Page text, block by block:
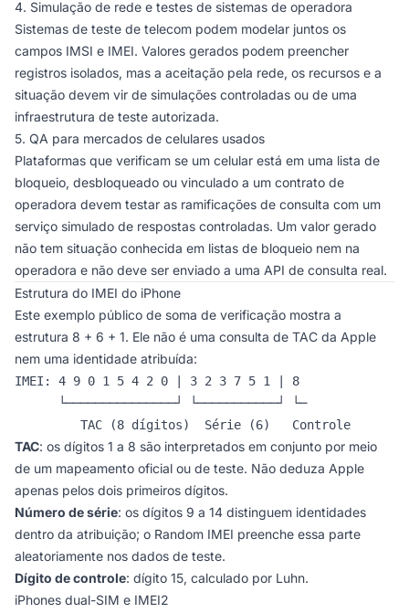
4. Simulação de rede e testes de sistemas de operadora
Sistemas de teste de telecom podem modelar juntos os
campos IMSI e IMEI. Valores gerados podem preencher
registros isolados, mas a aceitação pela rede, os recursos e a
situação devem vir de simulações controladas ou de uma
infraestrutura de teste autorizada.
5. QA para mercados de celulares usados
Plataformas que verificam se um celular está em uma lista de
bloqueio, desbloqueado ou vinculado a um contrato de
operadora devem testar as ramificações de consulta com um
serviço simulado de respostas controladas. Um valor gerado
não tem situação conhecida em listas de bloqueio nem na
operadora e não deve ser enviado a uma API de consulta real.
Estrutura do IMEI do iPhone
Este exemplo público de soma de verificação mostra a
estrutura 8 + 6 + 1. Ele não é uma consulta de TAC da Apple
nem uma identidade atribuída:
IMEI: 4 9 0 1 5 4 2 0 | 3 2 3 7 5 1 | 8
      └───────────────┘ └───────────┘ └─
         TAC (8 dígitos)  Série (6)   Controle
TAC: os dígitos 1 a 8 são interpretados em conjunto por meio
de um mapeamento oficial ou de teste. Não deduza Apple
apenas pelos dois primeiros dígitos.
Número de série: os dígitos 9 a 14 distinguem identidades
dentro da atribuição; o Random IMEI preenche essa parte
aleatoriamente nos dados de teste.
Dígito de controle: dígito 15, calculado por Luhn.
iPhones dual-SIM e IMEI2